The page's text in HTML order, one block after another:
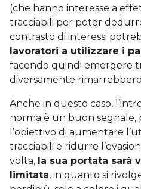
(che hanno interesse a
tracciabili per poter
contrasto di interessi
lavoratori a utilizzare i
facendo quindi emergere
diversamente
Anche in questo caso,
norma è un buon segnale,
l’obiettivo di aumentare
tracciabili e ridurre
volta, la sua portata sarà
limitata, in quanto si